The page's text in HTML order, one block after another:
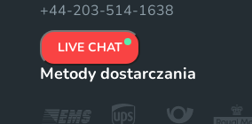
+44-203-514-1638
LIVE CHAT
Metody dostarczania